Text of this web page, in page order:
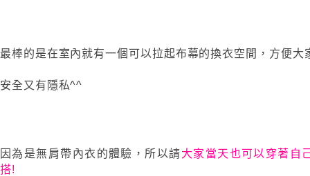
最棒的是在室內就有一個可以拉起布幕的換衣空間，方便
安全又有隱私^^
因為是無肩帶內衣的體驗，所以請大家當天也可以穿著自
搭!